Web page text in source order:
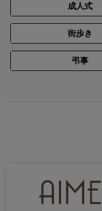
成人式
街歩き
弔事